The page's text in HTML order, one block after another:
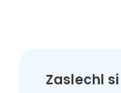
Zaslechl